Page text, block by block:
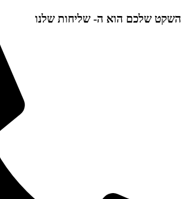
השקט שלכם הוא ה- שליחות שלנו